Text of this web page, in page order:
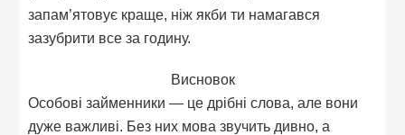
запам’ятовує краще, ніж якби ти намагався
зазубрити все за годину.
Висновок
Особові займенники — це дрібні слова, але вони
дуже важливі. Без них мова звучить дивно, а